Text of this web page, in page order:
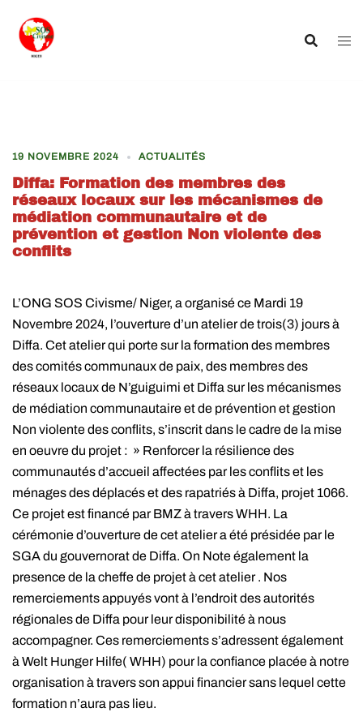
contenu
19 NOVEMBRE 2024 ACTUALITÉS
Diffa: Formation des membres des
réseaux locaux sur les mécanismes de
médiation communautaire et de
prévention et gestion Non violente des
conflits
L’ONG SOS Civisme/ Niger, a organisé ce Mardi 19
Novembre 2024, l’ouverture d’un atelier de trois(3) jours à
Diffa. Cet atelier qui porte sur la formation des membres
des comités communaux de paix, des membres des
réseaux locaux de N’guiguimi et Diffa sur les mécanismes
de médiation communautaire et de prévention et gestion
Non violente des conflits, s’inscrit dans le cadre de la mise
en oeuvre du projet : » Renforcer la résilience des
communautés d’accueil affectées par les conflits et les
ménages des déplacés et des rapatriés à Diffa, projet 1066.
Ce projet est financé par BMZ à travers WHH. La
cérémonie d’ouverture de cet atelier a été présidée par le
SGA du gouvernorat de Diffa. On Note également la
presence de la cheffe de projet à cet atelier . Nos
remerciements appuyés vont à l’endroit des autorités
régionales de Diffa pour leur disponibilité à nous
accompagner. Ces remerciements s’adressent également
à Welt Hunger Hilfe( WHH) pour la confiance placée à notre
organisation à travers son appui financier sans lequel cette
formation n’aura pas lieu.